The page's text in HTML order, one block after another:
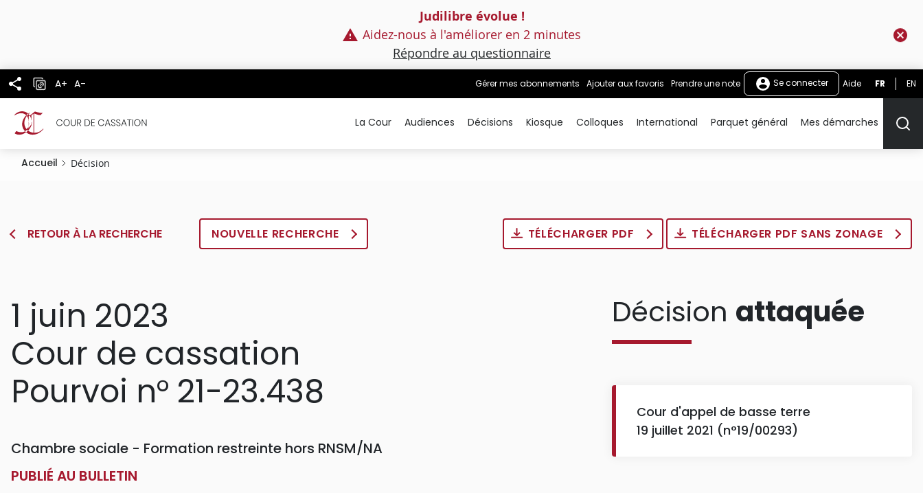
Judilibre évolue !
Aidez-nous à l'améliorer en 2 minutes
Répondre au questionnaire
A+ A- Gérer mes abonnements Ajouter aux favoris Prendre une note Se connecter Aide FR EN
La Cour Audiences Décisions Kiosque Colloques International Parquet général Mes démarches
Accueil Décision
RETOUR À LA RECHERCHE NOUVELLE RECHERCHE TÉLÉCHARGER PDF TÉLÉCHARGER PDF SANS ZONAGE
1 juin 2023
Cour de cassation
Pourvoi n° 21-23.438
Chambre sociale - Formation restreinte hors RNSM/NA
PUBLIÉ AU BULLETIN
Décision attaquée
Cour d'appel de basse terre
19 juillet 2021 (n°19/00293)